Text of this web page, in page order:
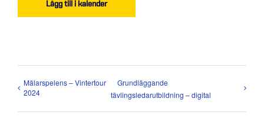
Lägg till i kalender
Mälarspelens – Vintertour
2024
Grundläggande
tävlingsledarutbildning – digital